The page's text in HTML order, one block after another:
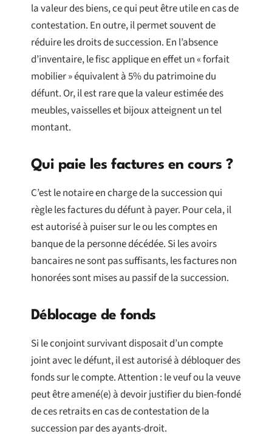
la valeur des biens, ce qui peut être utile en cas de
contestation. En outre, il permet souvent de
réduire les droits de succession. En l’absence
d’inventaire, le fisc applique en effet un « forfait
mobilier » équivalent à 5% du patrimoine du
défunt. Or, il est rare que la valeur estimée des
meubles, vaisselles et bijoux atteignent un tel
montant.
Qui paie les factures en cours ?
C’est le notaire en charge de la succession qui
règle les factures du défunt à payer. Pour cela, il
est autorisé à puiser sur le ou les comptes en
banque de la personne décédée. Si les avoirs
bancaires ne sont pas suffisants, les factures non
honorées sont mises au passif de la succession.
Déblocage de fonds
Si le conjoint survivant disposait d’un compte
joint avec le défunt, il est autorisé à débloquer des
fonds sur le compte. Attention : le veuf ou la veuve
peut être amené(e) à devoir justifier du bien-fondé
de ces retraits en cas de contestation de la
succession par des ayants-droit.